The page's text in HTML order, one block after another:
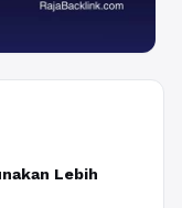
Lebih